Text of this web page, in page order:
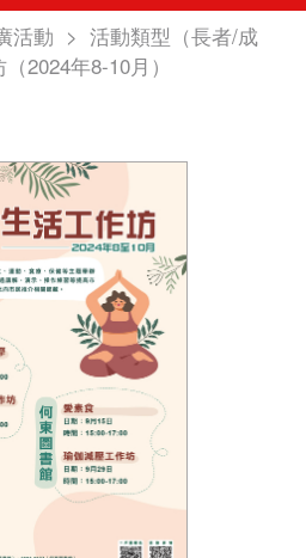
活動 > 活動類型（長者/成
2024年8-10月）